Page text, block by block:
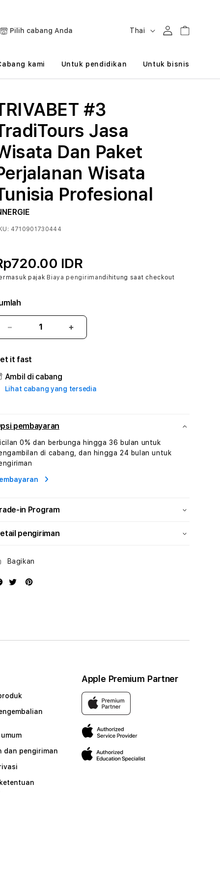
Pilih cabang Anda
B
h
Thai MasukKeranjang
kami Untuk pendidikan Untuk bisnis
#3
Jasa
Dan Paket
Wisata
Profesional
4710901730444
IDR
pajak Biaya pengirimandihitung saat checkout
Kurangi
jumlah
TRIVABET
#3
TradiTours
Jasa
Paket
Wisata
Tunisia
Profesional
Tambah
jumlah
TradiTours
Jasa
Wisata
Tunisia
it fast
Ambil di cabang
Lihat cabang yang tersedia
pembayaran
0% dan berbunga hingga 36 bulan untuk
di cabang, dan hingga 24 bulan untuk
in Program
pengiriman
Bagikan
dan pengiriman
Apple Premium Partner